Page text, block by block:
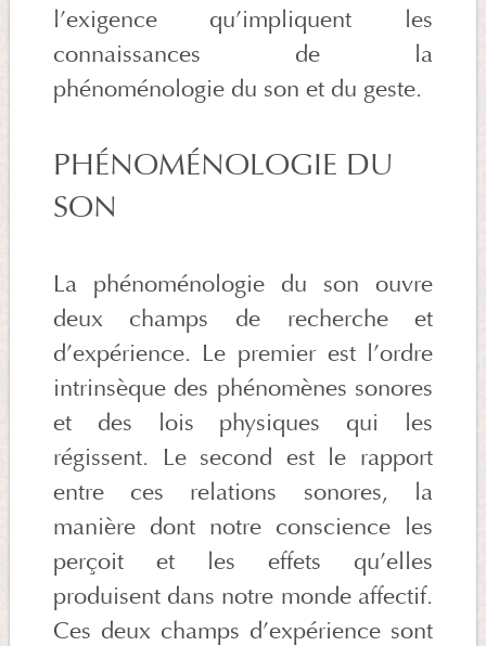
l’exigence qu’impliquent les
connaissances de la
phénoménologie du son et du geste.
PHÉNOMÉNOLOGIE DU
SON
La phénoménologie du son ouvre
deux champs de recherche et
d’expérience. Le premier est l’ordre
intrinsèque des phénomènes sonores
et des lois physiques qui les
régissent. Le second est le rapport
entre ces relations sonores, la
manière dont notre conscience les
perçoit et les effets qu’elles
produisent dans notre monde affectif.
Ces deux champs d’expérience sont